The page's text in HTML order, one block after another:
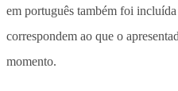
em português também foi
correspondem ao que o
momento.